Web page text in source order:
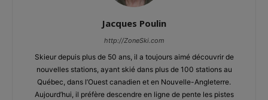
Jacques Poulin
http://ZoneSki.com
Skieur depuis plus de 50 ans, il a toujours aimé découvrir de
nouvelles stations, ayant skié dans plus de 100 stations au
Québec, dans l’Ouest canadien et en Nouvelle-Angleterre.
Aujourd’hui, il préfère descendre en ligne de pente les pistes